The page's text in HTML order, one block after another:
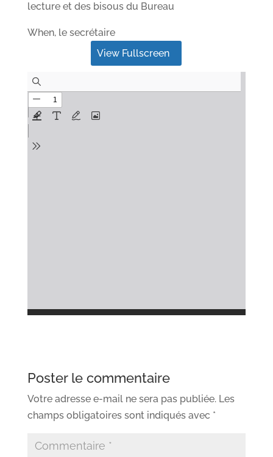
lecture et des bisous du Bureau
When, le secrétaire
View Fullscreen
Poster le commentaire
Votre adresse e-mail ne sera pas publiée. Les
champs obligatoires sont indiqués avec *